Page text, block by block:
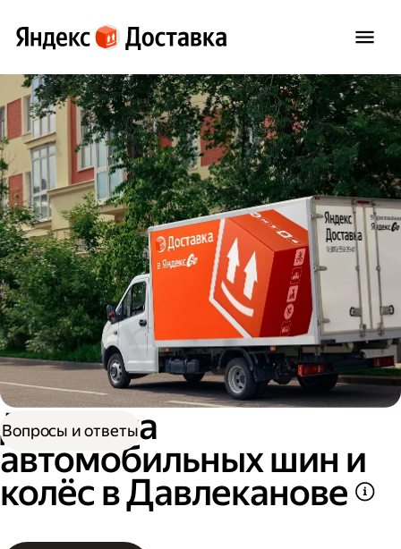
Доставка
автомобильных шин и
колёс в Давлеканове
Вопросы и ответы